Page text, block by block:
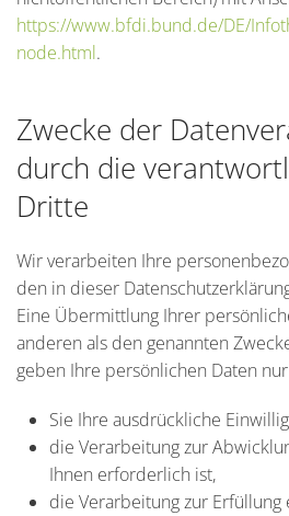
https://www.bfdi.bund.de/DE/
node.html.
Zwecke der
durch die
Dritte
Wir verarbeiten Ihre
den in dieser
Eine Übermittlung Ihrer
anderen als den genannten
geben Ihre persönlichen Daten
Sie Ihre ausdrückliche
die Verarbeitung zur
Ihnen erforderlich ist,
die Verarbeitung zur